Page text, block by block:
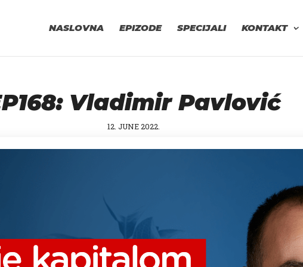
NASLOVNA EPIZODE SPECIJALI KONTAKT
Vladimir Pavlović
12. JUNE 2022.